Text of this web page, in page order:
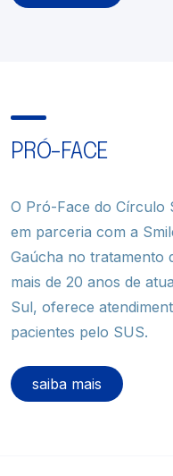
PRÓ-FACE
O Pró-Face do Círculo
em parceria com a
Gaúcha no tratamento
mais de 20 anos de
Sul, oferece
pacientes pelo SUS.
saiba mais